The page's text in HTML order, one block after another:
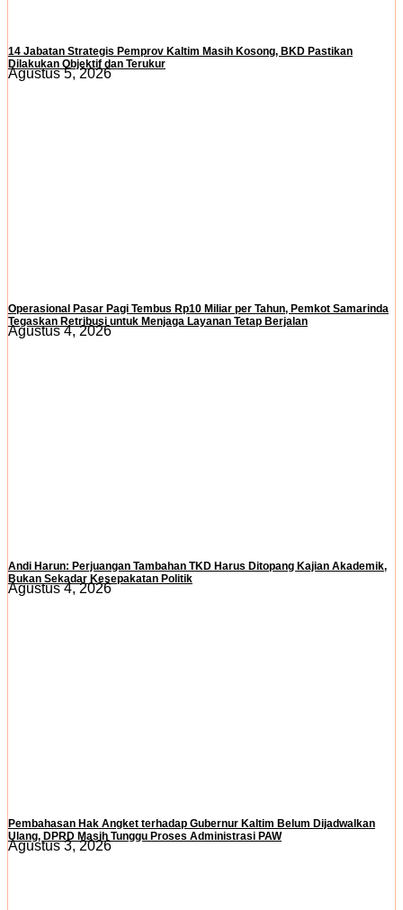
14 Jabatan Strategis Pemprov Kaltim Masih Kosong, BKD Pastikan
Dilakukan Objektif dan Terukur
Agustus 5, 2026
Operasional Pasar Pagi Tembus Rp10 Miliar per Tahun, Pemkot Samarinda
Tegaskan Retribusi untuk Menjaga Layanan Tetap Berjalan
Agustus 4, 2026
Andi Harun: Perjuangan Tambahan TKD Harus Ditopang Kajian Akademik,
Bukan Sekadar Kesepakatan Politik
Agustus 4, 2026
Pembahasan Hak Angket terhadap Gubernur Kaltim Belum Dijadwalkan
Ulang, DPRD Masih Tunggu Proses Administrasi PAW
Agustus 3, 2026